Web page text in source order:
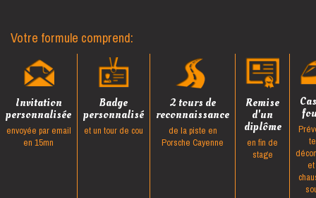
Votre formule comprend:
Invitation
personnalisée
envoyée par email
en 15mn
Badge
personnalisé
et un tour de cou
2 tours de
reconnaissance
de la piste en
Porsche Cayenne
Remise
d'un
diplôme
en fin de
stage